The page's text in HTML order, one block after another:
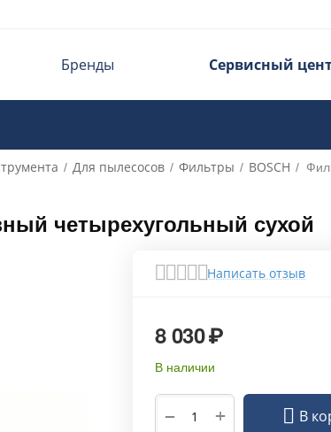
Бренды Сервисный
/ Для пылесосов / Фильтры / BOSCH /
четырехугольный сухой
Написать отзыв
8 030₽
В наличии
+
− В